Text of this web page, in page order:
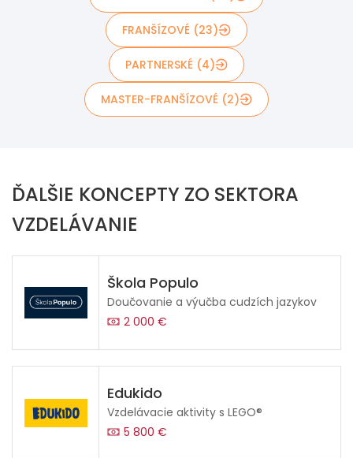
FRANŠÍZOVÉ (23)
PARTNERSKÉ (4)
MASTER-FRANŠÍZOVÉ (2)
ĎALŠIE KONCEPTY ZO SEKTORA
VZDELÁVANIE
Škola Populo
Doučovanie a výučba cudzích jazykov
2 000 €
Edukido
Vzdelávacie aktivity s LEGO®
5 800 €